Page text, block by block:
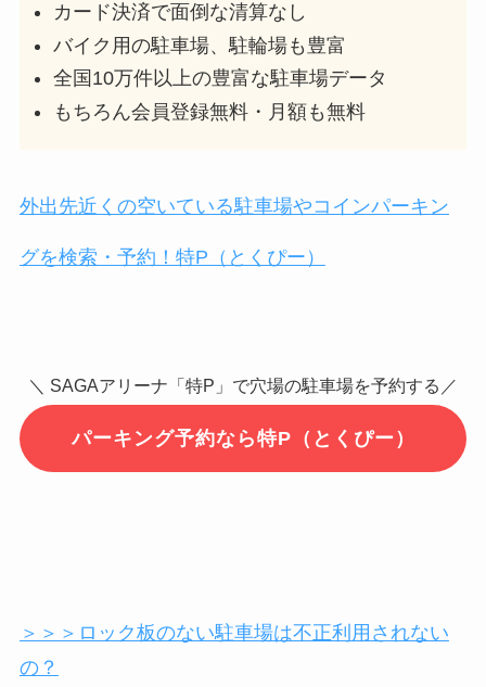
カード決済で面倒な清算なし
バイク用の駐車場、駐輪場も豊富
全国10万件以上の豊富な駐車場データ
もちろん会員登録無料・月額も無料
外出先近くの空いている駐車場やコインパーキン
グを検索・予約！特P（とくぴー）
＼ SAGAアリーナ「特P」で穴場の駐車場を予約する／
パーキング予約なら特P（とくぴー）
＞＞＞ロック板のない駐車場は不正利用されない
の？